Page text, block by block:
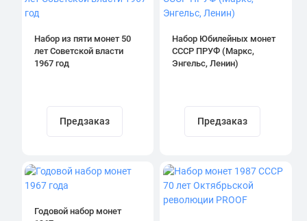
Набор из пяти монет 50
лет Советской власти
1967 год
Предзаказ
Набор Юбилейных монет
СССР ПРУФ (Маркс,
Энгельс, Ленин)
Предзаказ
Годовой набор монет